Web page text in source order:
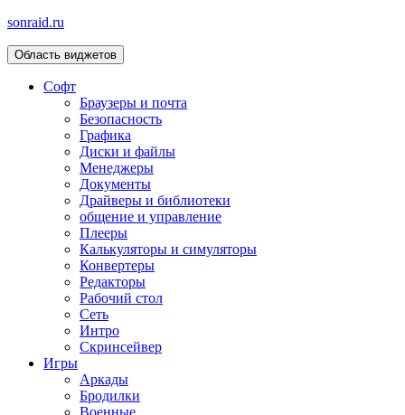
sonraid.ru
Скачивай программы, мини игры
Область виджетов
Софт
Браузеры и почта
Безопасность
Графика
Диски и файлы
Менеджеры
Документы
Драйверы и библиотеки
общение и управление
Плееры
Калькуляторы и симуляторы
Конвертеры
Редакторы
Рабочий стол
Сеть
Интро
Скринсейвер
Игры
Аркады
Бродилки
Военные